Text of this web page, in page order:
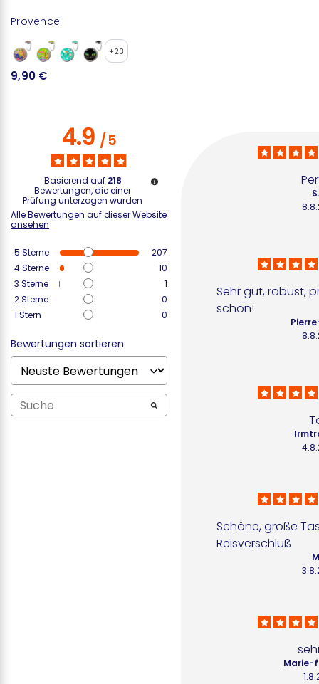
Provence
+23
9,90 €
4.9/5
Basierend auf 218
Bewertungen, die einer
Prüfung unterzogen wurden
Alle Bewertungen auf dieser Website
ansehen
5 Sterne
207
4Sterne
10
3 Sterne
1
2Sterne
0
1 Stern 0
Bewertungen sortieren
Sehr gut, robust,
schön!
Schöne, große
Reisverschluß
Marie-